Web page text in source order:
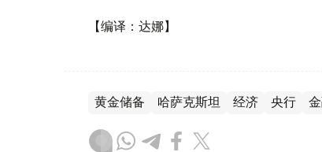
【编译：达娜】
黄金储备 哈萨克斯坦 经济 央行